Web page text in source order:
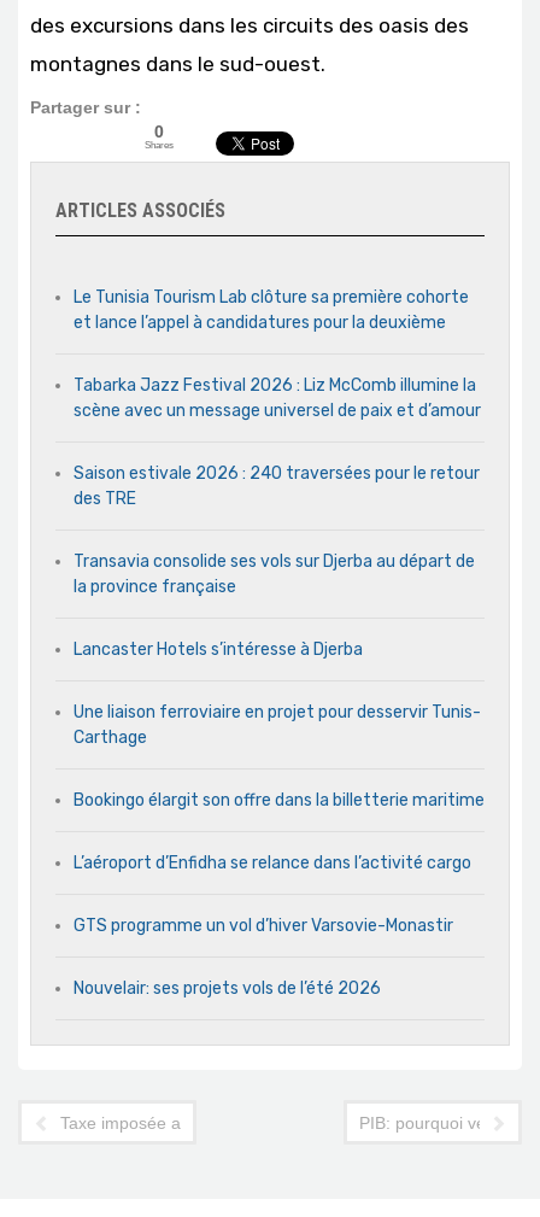
des excursions dans les circuits des oasis des
montagnes dans le sud-ouest.
Partager sur :
0
Shares
ARTICLES ASSOCIÉS
Le Tunisia Tourism Lab clôture sa première cohorte
et lance l’appel à candidatures pour la deuxième
Tabarka Jazz Festival 2026 : Liz McComb illumine la
scène avec un message universel de paix et d’amour
Saison estivale 2026 : 240 traversées pour le retour
des TRE
Transavia consolide ses vols sur Djerba au départ de
la province française
Lancaster Hotels s’intéresse à Djerba
Une liaison ferroviaire en projet pour desservir Tunis-
Carthage
Bookingo élargit son offre dans la billetterie maritime
L’aéroport d’Enfidha se relance dans l’activité cargo
GTS programme un vol d’hiver Varsovie-Monastir
Nouvelair: ses projets vols de l’été 2026
Taxe imposée aux Algériens: Ennahdha prend position
PIB: pourquoi veut-on